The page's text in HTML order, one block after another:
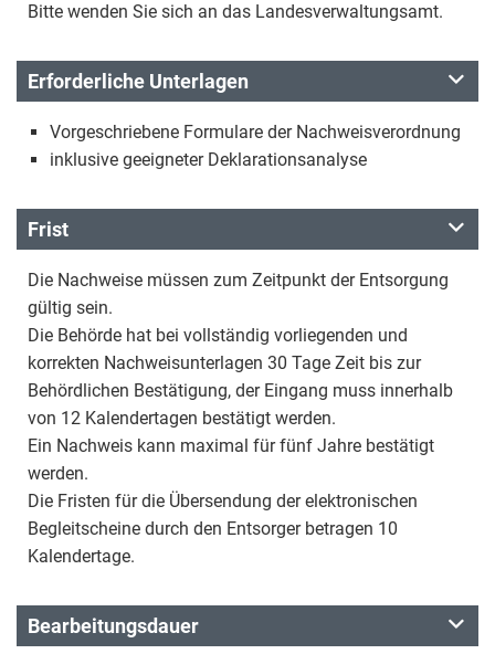
Bitte wenden Sie sich an das Landesverwaltungsamt.
Erforderliche Unterlagen
Vorgeschriebene Formulare der Nachweisverordnung
inklusive geeigneter Deklarationsanalyse
Frist
Die Nachweise müssen zum Zeitpunkt der Entsorgung
gültig sein.
Die Behörde hat bei vollständig vorliegenden und
korrekten Nachweisunterlagen 30 Tage Zeit bis zur
Behördlichen Bestätigung, der Eingang muss innerhalb
von 12 Kalendertagen bestätigt werden.
Ein Nachweis kann maximal für fünf Jahre bestätigt
werden.
Die Fristen für die Übersendung der elektronischen
Begleitscheine durch den Entsorger betragen 10
Kalendertage.
Bearbeitungsdauer